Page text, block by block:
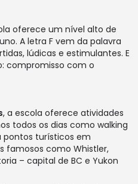
oferece um nível alto de
A letra F vem da palavra
lúdicas e estimulantes. E
compromisso com o
, a escola oferece atividades
todos os dias como walking
pontos turísticos em
famosos como Whistler,
– capital de BC e Yukon